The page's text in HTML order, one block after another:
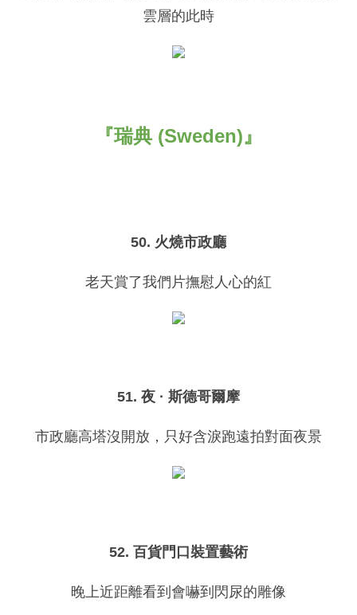
雲層的此時
『瑞典 (Sweden)』
50. 火燒市政廳
老天賞了我們片撫慰人心的紅
51. 夜 · 斯德哥爾摩
市政廳高塔沒開放，只好含淚跑遠拍對面夜景
52. 百貨門口裝置藝術
晚上近距離看到會嚇到閃尿的雕像